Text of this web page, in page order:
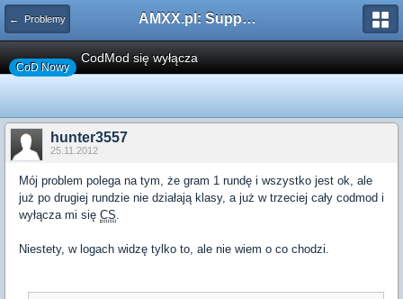
← Problemy AMXX.pl: Support AMX Mod X i SourceMod
CoD Nowy
CodMod się wyłącza
hunter3557
25.11.2012
Mój problem polega na tym, że gram 1 rundę i wszystko jest ok, ale
już po drugiej rundzie nie działają klasy, a już w trzeciej cały codmod i
wyłącza mi się CS.
Niestety, w logach widzę tylko to, ale nie wiem o co chodzi.